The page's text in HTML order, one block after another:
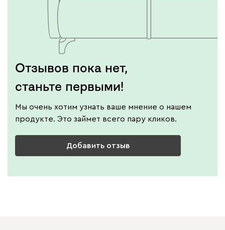
Отзывов пока нет,
станьте первыми!
Мы очень хотим узнать ваше мнение о нашем
продукте. Это займет всего пару кликов.
Добавить отзыв